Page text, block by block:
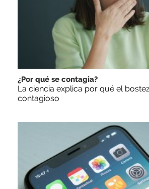
¿Por qué se contagia?
La ciencia explica por qué el
contagioso